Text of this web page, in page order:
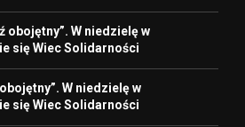
obojętny”. W niedzielę w
się Wiec Solidarności
W niedzielę w
się Wiec Solidarności